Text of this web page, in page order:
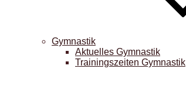
Gymnastik
Aktuelles Gymnastik
Trainingszeiten Gymnastik